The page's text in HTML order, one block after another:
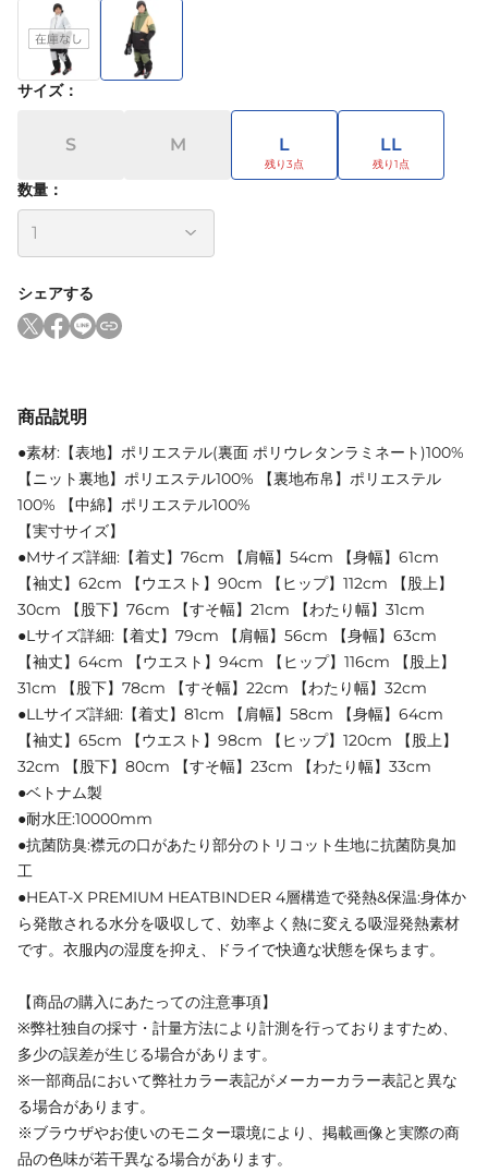
サイズ：
S M L LL
数量：
シェアする
商品説明
●素材:【表地】ポリエステル(裏面 ポリウレタンラミネート)100%
【ニット裏地】ポリエステル100% 【裏地布帛】ポリエステル
100% 【中綿】ポリエステル100%
【実寸サイズ】
●Mサイズ詳細:【着丈】76cm 【肩幅】54cm 【身幅】61cm
【袖丈】62cm 【ウエスト】90cm 【ヒップ】112cm 【股上】
30cm 【股下】76cm 【すそ幅】21cm 【わたり幅】31cm
●Lサイズ詳細:【着丈】79cm 【肩幅】56cm 【身幅】63cm
【袖丈】64cm 【ウエスト】94cm 【ヒップ】116cm 【股上】
31cm 【股下】78cm 【すそ幅】22cm 【わたり幅】32cm
●LLサイズ詳細:【着丈】81cm 【肩幅】58cm 【身幅】64cm
【袖丈】65cm 【ウエスト】98cm 【ヒップ】120cm 【股上】
32cm 【股下】80cm 【すそ幅】23cm 【わたり幅】33cm
●ベトナム製
●耐水圧:10000mm
●抗菌防臭:襟元の口があたり部分のトリコット生地に抗菌防臭加
工
●HEAT-X PREMIUM HEATBINDER 4層構造で発熱&保温:身体か
ら発散される水分を吸収して、効率よく熱に変える吸湿発熱素材
です。衣服内の湿度を抑え、ドライで快適な状態を保ちます。
【商品の購入にあたっての注意事項】
※弊社独自の採寸・計量方法により計測を行っておりますため、
多少の誤差が生じる場合があります。
※一部商品において弊社カラー表記がメーカーカラー表記と異な
る場合があります。
※ブラウザやお使いのモニター環境により、掲載画像と実際の商
品の色味が若干異なる場合があります。